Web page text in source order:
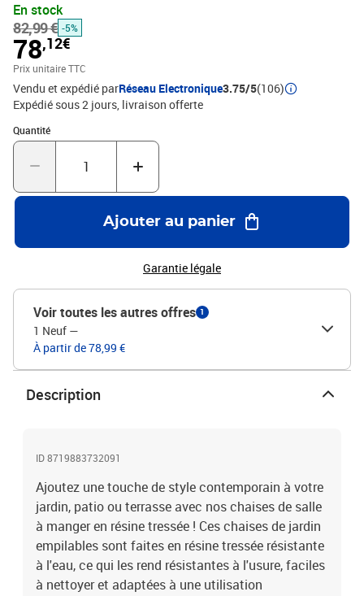
nettoyer et adaptées à une utilisation quotidienne à l'extérieur. Les
chaises d'extérieur ont un cadre en acier enduit de poudre qui les
rend robustes et stables. Les chaises d'extérieur sont légères et
peuvent être empilées pour économiser de l'espace lorsqu'elles ne
sont pas utilisées. Les chaises sont faciles à assembler. La
livraison inclut 2 chaises empilables de salle à manger.Couleur :
grisMatériau : résine tressée + cadre en acier enduit de poudre
Dimensions : 55,5 x 53,5 x 95 cm (l x P x H)Largeur du siège : 34
cmProfondeur du siège : 43 cmHauteur du siège à partir du sol : 44
cmHauteur des accoudoirs à partir du sol : 64 cmFacile à
empilable
En stock
82,99 € -5%
78,12€
Prix unitaire TTC
Vendu et expédié parRéseau Electronique3.75/5(106)
Expédié sous 2 jours livraison offerte
Quantité
Quantité : 1
Ajouter au panier
Garantie légale
Voir toutes les autres offres 1
1 Neuf —
À partir de 78,99 €
Description
ID 8719883732091
Ajoutez une touche de style contemporain à votre
jardin, patio ou terrasse avec nos chaises de salle
à manger en résine tressée ! Ces chaises de jardin
empilables sont faites en résine tressée résistante
à l'eau, ce qui les rend résistantes à l'usure, faciles
à nettoyer et adaptées à une utilisation